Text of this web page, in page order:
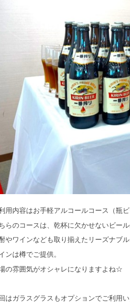
用内容はお手軽アルコールコース（瓶ビ
らのコースは、乾杯に欠かせないビー
やワインなども取り揃えたリーズナブ
ンは樽でご提供。
の雰囲気がオシャレになりますよね☆
はガラスグラスもオプションでご利用い